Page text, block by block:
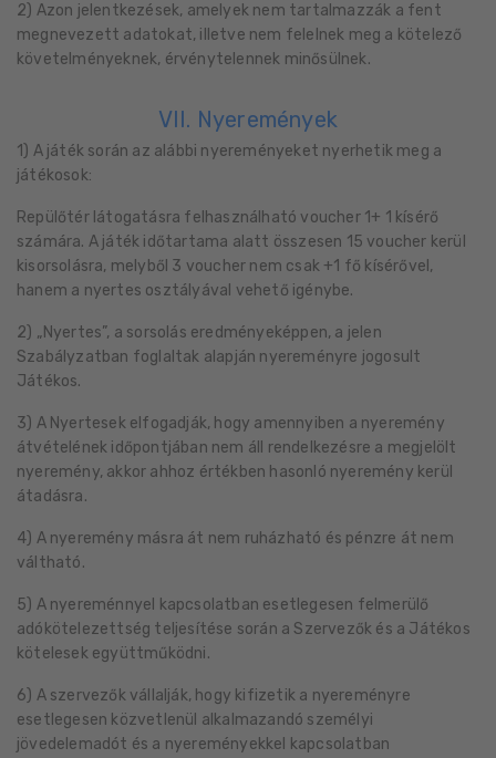
2) Azon jelentkezések, amelyek nem tartalmazzák a fent
megnevezett adatokat, illetve nem felelnek meg a kötelező
követelményeknek, érvénytelennek minősülnek.
VII. Nyeremények
1) A játék során az alábbi nyereményeket nyerhetik meg a
játékosok:
Repülőtér látogatásra felhasználható voucher 1+ 1 kísérő
számára. A játék időtartama alatt összesen 15 voucher kerül
kisorsolásra, melyből 3 voucher nem csak +1 fő kísérővel,
hanem a nyertes osztályával vehető igénybe.
2) „Nyertes”, a sorsolás eredményeképpen, a jelen
Szabályzatban foglaltak alapján nyereményre jogosult
Játékos.
3) A Nyertesek elfogadják, hogy amennyiben a nyeremény
átvételének időpontjában nem áll rendelkezésre a megjelölt
nyeremény, akkor ahhoz értékben hasonló nyeremény kerül
átadásra.
4) A nyeremény másra át nem ruházható és pénzre át nem
váltható.
5) A nyereménnyel kapcsolatban esetlegesen felmerülő
adókötelezettség teljesítése során a Szervezők és a Játékos
kötelesek együttműködni.
6) A szervezők vállalják, hogy kifizetik a nyereményre
esetlegesen közvetlenül alkalmazandó személyi
jövedelemadót és a nyereményekkel kapcsolatban